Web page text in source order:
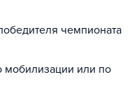
чемпионата
мобилизации или по